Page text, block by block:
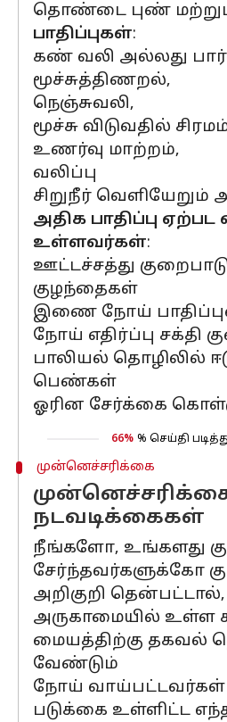
தொண்டை புண்
பாதிப்புகள்:
கண் வலி அல்லது
மூச்சுத்திணறல்,
நெஞ்சுவலி,
மூச்சு விடுவதில்
உணர்வு மாற்றம்,
வலிப்பு
சிறுநீர் வெளியேறும்
அதிக பாதிப்பு ஏற்பட
உள்ளவர்கள்:
ஊட்டச்சத்து
குழந்தைகள்
இணை நோய்
நோய் எதிர்ப்பு சக்தி
பாலியல் தொழிலில்
பெண்கள்
ஓரின சேர்க்கை
66% % செய்தி
முன்னெச்சரிக்கை
நடவடிக்கைகள்
நீங்களோ, உங்களது
சேர்ந்தவர்களுக்கோ
அறிகுறி
அருகாமையில் உள்ள
மையத்திற்கு தகவல்
வேண்டும்
நோய் வாய்பட்டவர்கள்
படுக்கை உள்ளிட்ட